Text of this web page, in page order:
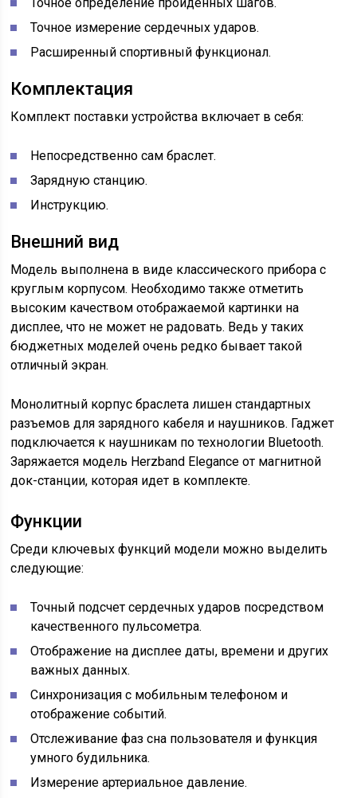
Точное измерение сердечных ударов.
Расширенный спортивный функционал.
Комплектация
Комплект поставки устройства включает в себя:
Непосредственно сам браслет.
Зарядную станцию.
Инструкцию.
Внешний вид
Модель выполнена в виде классического прибора с
круглым корпусом. Необходимо также отметить
высоким качеством отображаемой картинки на
дисплее, что не может не радовать. Ведь у таких
бюджетных моделей очень редко бывает такой
отличный экран.
Монолитный корпус браслета лишен стандартных
разъемов для зарядного кабеля и наушников. Гаджет
подключается к наушникам по технологии Bluetooth.
Заряжается модель Herzband Elegance от магнитной
док-станции, которая идет в комплекте.
Функции
Среди ключевых функций модели можно выделить
следующие:
Точный подсчет сердечных ударов посредством
качественного пульсометра.
Отображение на дисплее даты, времени и других
важных данных.
Синхронизация с мобильным телефоном и
отображение событий.
Отслеживание фаз сна пользователя и функция
умного будильника.
Измерение артериальное давление.